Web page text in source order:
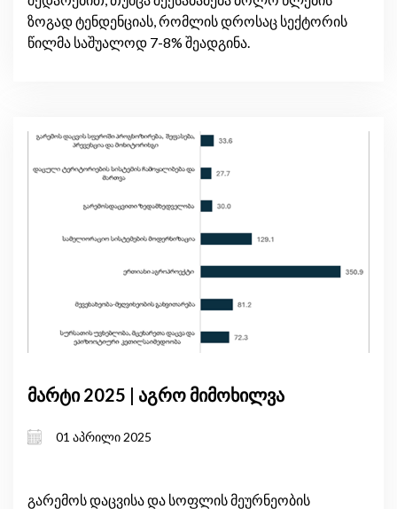
ზოგად ტენდენციას, რომლის დროსაც სექტორის
წილმა საშუალოდ 7-8% შეადგინა.
მარტი 2025 | აგრო მიმოხილვა
01 აპრილი 2025
გარემოს დაცვისა და სოფლის მეურნეობის